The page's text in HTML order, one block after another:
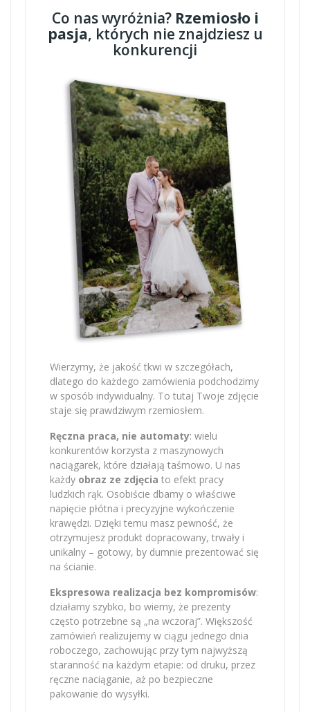
Co nas wyróżnia? Rzemiosło i
pasja, których nie znajdziesz u
konkurencji
Wierzymy, że jakość tkwi w szczegółach,
dlatego do każdego zamówienia podchodzimy
w sposób indywidualny. To tutaj Twoje zdjęcie
staje się prawdziwym rzemiosłem.
Ręczna praca, nie automaty: wielu
konkurentów korzysta z maszynowych
naciągarek, które działają taśmowo. U nas
każdy obraz ze zdjęcia to efekt pracy
ludzkich rąk. Osobiście dbamy o właściwe
napięcie płótna i precyzyjne wykończenie
krawędzi. Dzięki temu masz pewność, że
otrzymujesz produkt dopracowany, trwały i
unikalny – gotowy, by dumnie prezentować się
na ścianie.
Ekspresowa realizacja bez kompromisów:
działamy szybko, bo wiemy, że prezenty
często potrzebne są „na wczoraj”. Większość
zamówień realizujemy w ciągu jednego dnia
roboczego, zachowując przy tym najwyższą
staranność na każdym etapie: od druku, przez
ręczne naciąganie, aż po bezpieczne
pakowanie do wysyłki.